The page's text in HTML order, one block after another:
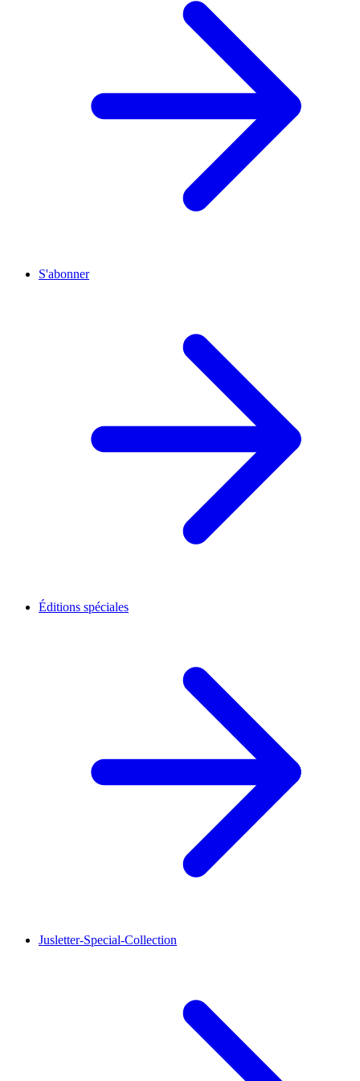
S'abonner
Éditions spéciales
Jusletter-Special-Collection